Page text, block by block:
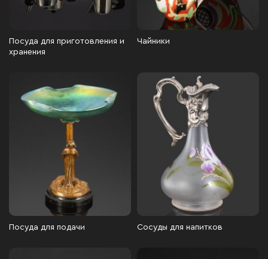
Посуда для приготовления и
хранения
Чайники
Посуда для подачи Сосуды для напитков